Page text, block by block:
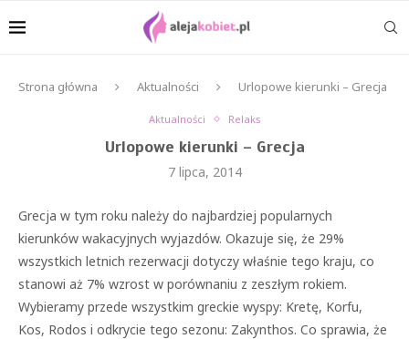
Strona główna Aktualności Urlopowe kierunki – Grecja
Aktualności Relaks
Urlopowe kierunki – Grecja
7 lipca, 2014
Grecja w tym roku należy do najbardziej popularnych
kierunków wakacyjnych wyjazdów. Okazuje się, że 29%
wszystkich letnich rezerwacji dotyczy właśnie tego kraju, co
stanowi aż 7% wzrost w porównaniu z zeszłym rokiem.
Wybieramy przede wszystkim greckie wyspy: Kretę, Korfu,
Kos, Rodos i odkrycie tego sezonu: Zakynthos. Co sprawia, że